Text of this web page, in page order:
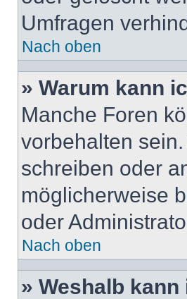
Umfragen
Nach oben
» Warum kann
Manche Foren
vorbehalten
schreiben oder
möglicherweise
oder
Nach oben
» Weshalb